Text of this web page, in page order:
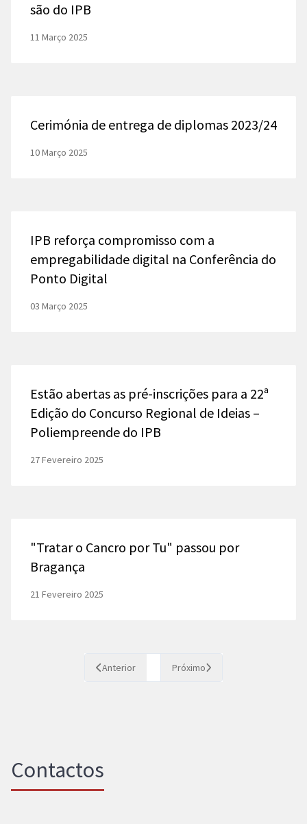
são do IPB
11 Março 2025
Cerimónia de entrega de diplomas 2023/24
10 Março 2025
IPB reforça compromisso com a
empregabilidade digital na Conferência do
Ponto Digital
03 Março 2025
Estão abertas as pré-inscrições para a 22ª
Edição do Concurso Regional de Ideias –
Poliempreende do IPB
27 Fevereiro 2025
"Tratar o Cancro por Tu" passou por
Bragança
21 Fevereiro 2025
Anterior Próximo
Contactos